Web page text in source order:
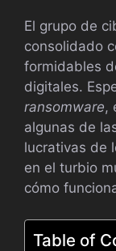
El grupo de
consolidado
formidables
digitales.
ransomware,
algunas de
lucrativas de
en el turbio
cómo
Table of